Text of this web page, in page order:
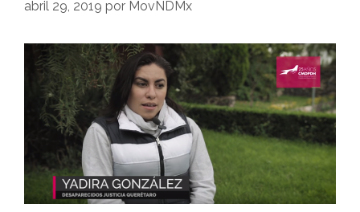
abril 29, 2019 por MovNDMx